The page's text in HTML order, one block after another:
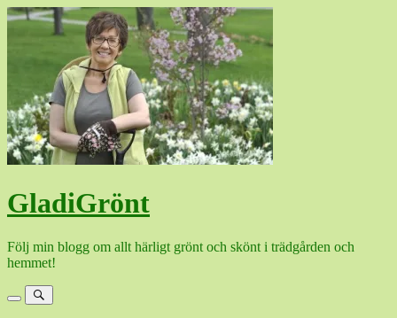
Hoppa
GladiGrönt
Följ min blogg om allt härligt grönt och skönt i trädgården och
hemmet!
MenySök